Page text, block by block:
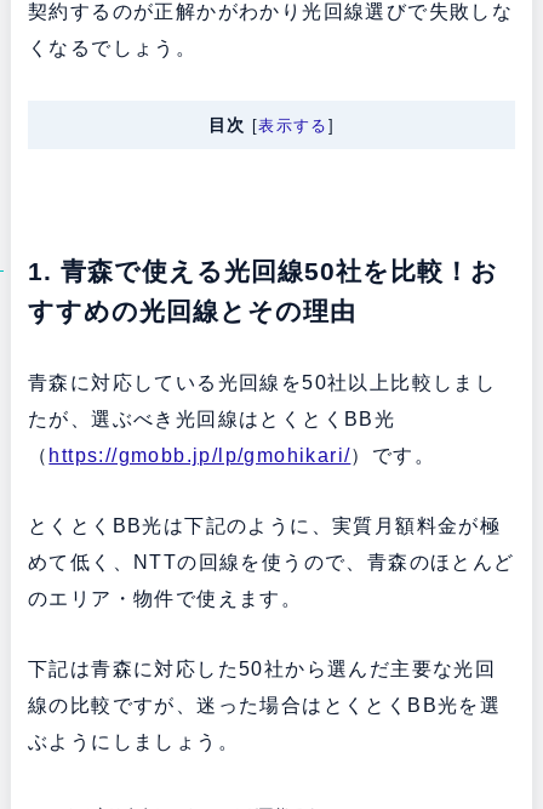
契約するのが正解かがわかり光回線選びで失敗しな
くなるでしょう。
目次 [表示する
1. 青森で使える光回線50社を比較！お
すすめの光回線とその理由
青森に対応している光回線を50社以上比較しまし
たが、選ぶべき光回線はとくとくBB光
（ https://gmobb.jp/lp/gmohikari/）です。
とくとくBB光は下記のように、実質月額料金が極
めて低く、NTTの回線を使うので、青森のほとんど
のエリア・物件で使えます。
下記は青森に対応した50社から選んだ主要な光回
線の比較ですが、迷った場合はとくとくBB光を選
ぶようにしましょう。